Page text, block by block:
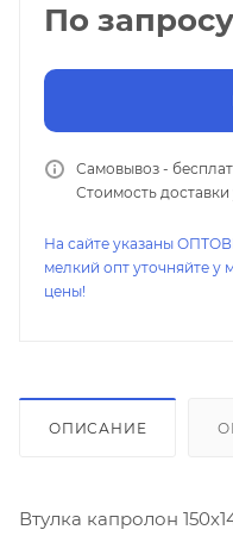
По запросу
Самовывоз -
Стоимость доставки
На сайте указаны
мелкий опт уточняйте
цены!
ОПИСАНИЕ
Втулка капролон